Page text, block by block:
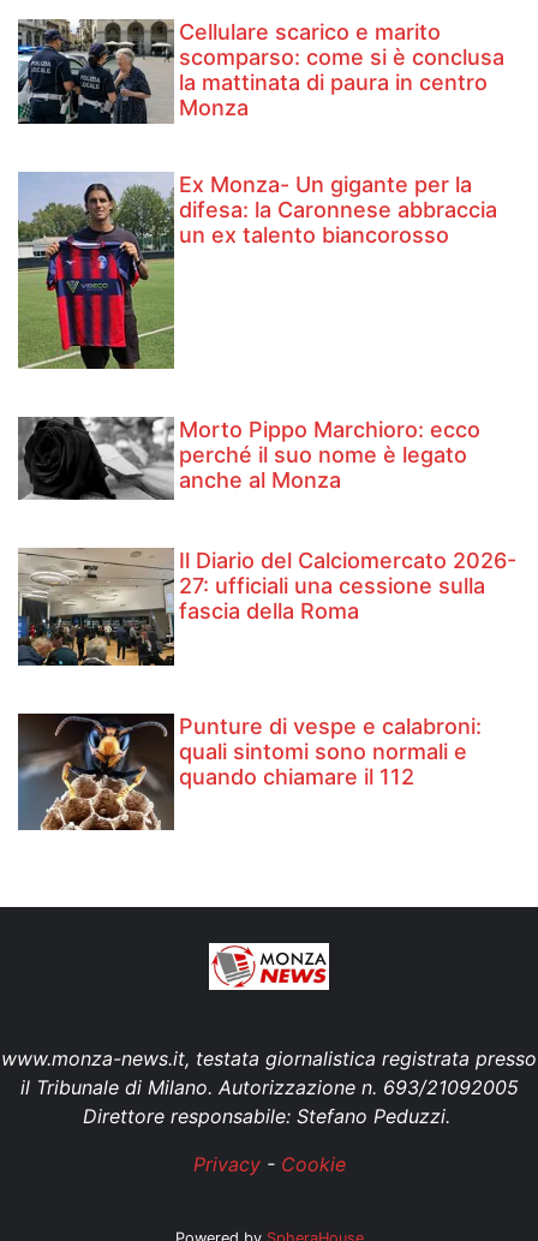
Cellulare scarico e marito
scomparso: come si è conclusa
la mattinata di paura in centro
Monza
Ex Monza- Un gigante per la
difesa: la Caronnese abbraccia
un ex talento biancorosso
Morto Pippo Marchioro: ecco
perché il suo nome è legato
anche al Monza
Il Diario del Calciomercato 2026-
27: ufficiali una cessione sulla
fascia della Roma
Punture di vespe e calabroni:
quali sintomi sono normali e
quando chiamare il 112
www.monza-news.it, testata giornalistica registrata presso
il Tribunale di Milano. Autorizzazione n. 693/21092005
Direttore responsabile: Stefano Peduzzi.
Privacy- Cookie